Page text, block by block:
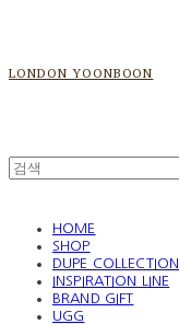
LONDON YOONBOON
HOME
SHOP
DUPE COLLECTION
INSPIRATION LINE
BRAND GIFT
UGG